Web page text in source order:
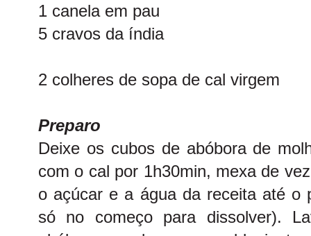
1 canela em pau
5 cravos da índia
2 colheres de sopa de cal virgem
Preparo
Deixe os cubos de abóbora de
com o cal por 1h30min, mexa de
o açúcar e a água da receita até o
só no começo para dissolver).